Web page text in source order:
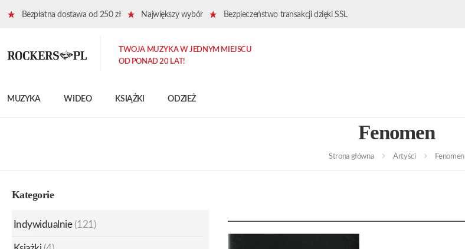
Bezpłatna dostawa od 250 zł Największy wybór Bezpieczeństwo transakcji dzięki SSL
MUZYKA WIDEO KSIĄŻKI ODZIEŻ
TWOJA MUZYKA W JEDNYM MIEJSCU
OD PONAD 20 LAT!
Fenomen
Strona główna Artyści Fenomen
Kategorie
Indywidualnie (121)